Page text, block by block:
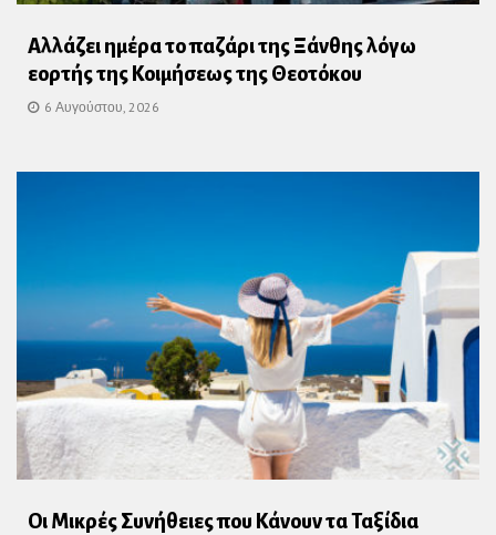
Αλλάζει ημέρα το παζάρι της Ξάνθης λόγω
εορτής της Κοιμήσεως της Θεοτόκου
6 Αυγούστου, 2026
Οι Μικρές Συνήθειες που Κάνουν τα Ταξίδια